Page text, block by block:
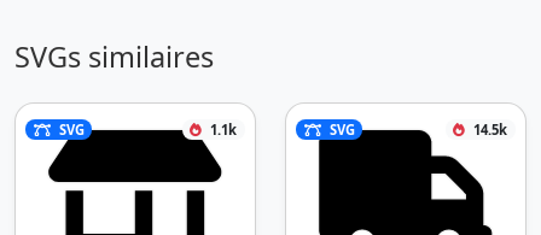
SVGs similaires
SVG 1.1k SVG 14.5k